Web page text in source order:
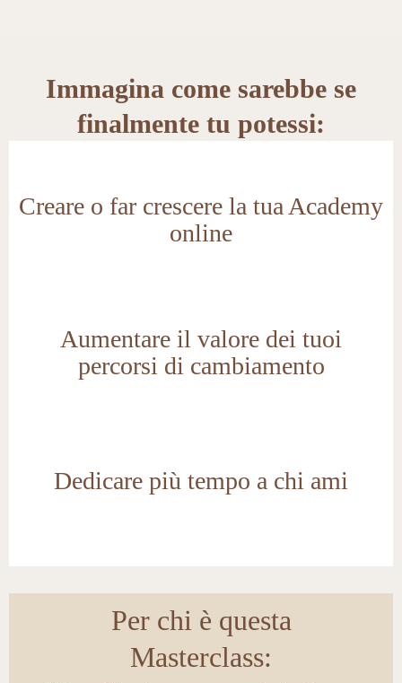
Immagina come sarebbe se
finalmente tu potessi:
Creare o far crescere la tua Academy
online
Aumentare il valore dei tuoi
percorsi di cambiamento
Dedicare più tempo a chi ami
Per chi è questa
Masterclass: